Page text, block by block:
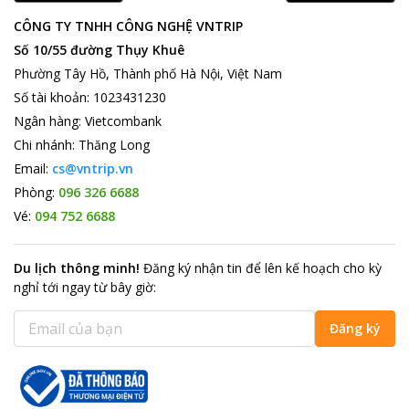
Sài Gòn và những địa danh nổi tiếng
Đến với Sài Gòn miền đất hứa cho những người trẻ năng động,
bạn sẽ được đắm chìm và tận hưởng cuộc sống ồn ào náo nhiệt
ở đây. Có rất nhiều địa danh du lịch nổi tiếng như Chợ Bến
Thành, Chợ lớn, Nhà thờ Đức Bà, Địa Đạo Củ Chi, Dinh Thống
Nhất, Bến Nhà Rồng... Ngoài ra còn có rất nhiều danh lam
thắng cảnh tuyệt vời thu hút sự quan tâm của khách du lịch.
Canh nam 2 Hotel
bạn khám phá Sài Gòn và tận hưởng sự thư giãn tối ưu cho
những ngày làm việc mệt mỏi.
CÔNG TY TNHH CÔNG NGHỆ VNTRIP
Số 10/55 đường Thụy Khuê
Phường Tây Hồ, Thành phố Hà Nội, Việt Nam
Số tài khoản: 1023431230
Ngân hàng: Vietcombank
Chi nhánh: Thăng Long
Email: cs@vntrip.vn
Phòng: 096 326 6688
Vé: 094 752 6688
Du lịch thông minh! Đăng ký nhận tin để lên kế hoạch cho kỳ
nghỉ tới ngay từ bây giờ:
Đăng ký